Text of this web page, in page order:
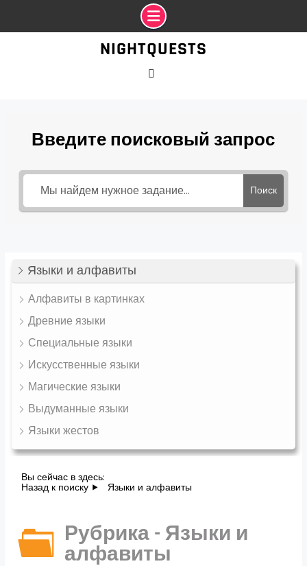
NIGHTQUESTS
Введите поисковый запрос
Поиск
Языки и алфавиты
Алфавиты в картинках
Древние языки
Специальные языки
Искусственные языки
Магические языки
Выдуманные языки
Языки жестов
Вы сейчас в здесь:
Назад к поиску
Языки и алфавиты
Рубрика - Языки и
алфавиты